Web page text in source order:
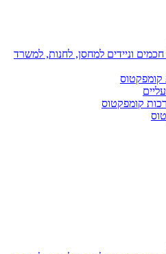
וניידים למחסן, לחנות, למשרד
קומפקטוס
קומפקטוס